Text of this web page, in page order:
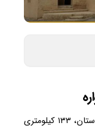
شهر زواره ۱۵ کیلومتری شمال شهرستان اردستان، ۱۳۳ کیلومتری